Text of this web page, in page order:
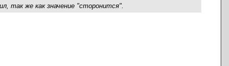
так же как значение "сторонится".